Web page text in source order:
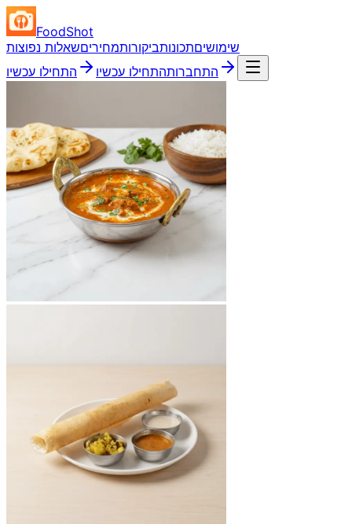
FoodShot
שימושיםתכונותביקורותמחיריםשאלות נפוצות
התחברותהתחילו עכשיו התחילו עכשיו